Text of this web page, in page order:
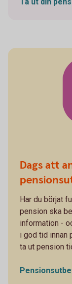
Dags att
Har du börjat
pension ska
information -
i god tid innan
ta ut pension